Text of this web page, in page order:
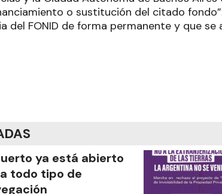
o sustitución del citado
del FONID de forma permanente y que
ya está abierto
todo tipo de